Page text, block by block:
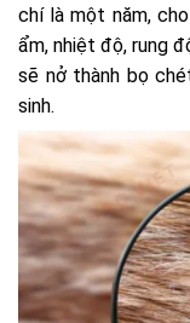
chí là một năm,
ẩm, nhiệt độ, rung
sẽ nở thành bọ
sinh.